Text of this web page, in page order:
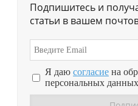
Подпишитесь и
статьи в вашем
Я даю согласие на
персональных